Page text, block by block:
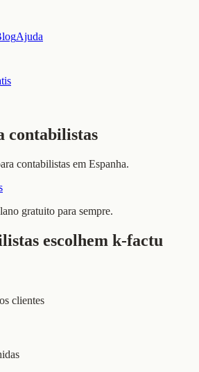
Ajuda
contabilistas
contabilistas em Espanha.
gratuito para sempre.
escolhem k-factu
clientes